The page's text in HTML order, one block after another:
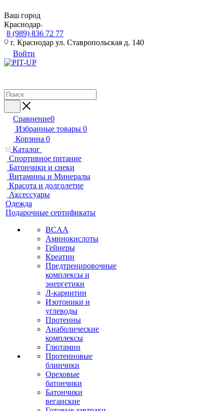
Ваш город
Краснодар
8 (989) 836 72 77
г. Краснодар ул. Ставропольская д. 140
Войти
Сравнение0
Избранные товары 0
Корзина 0
Каталог
Спортивное питание
Батончики и снеки
Витамины и Минералы
Красота и долголетие
Аксессуары
Одежда
Подарочные сертификаты
BCAA
Аминокислоты
Гейнеры
Креатин
Предтренировочные
комплексы и
энергетики
Л-карнитин
Изотоники и
углеводы
Протеины
Анаболические
комплексы
Глютамин
Протеиновые
блинчики
Ореховые
батончики
Батончики
веганские